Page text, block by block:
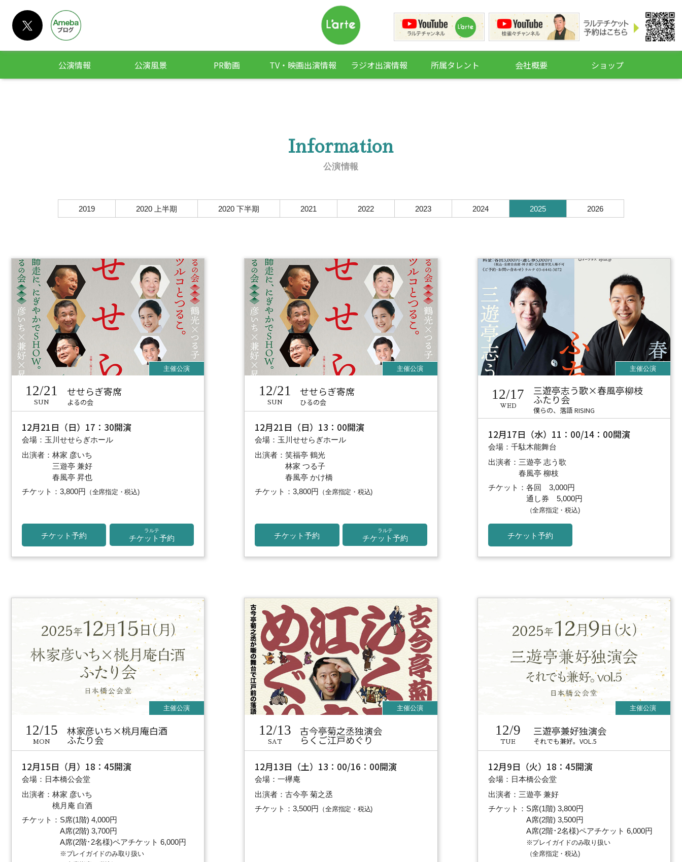
公演情報 公演風景 PR動画 TV・映画出演情報 ラジオ出演情報 所属タレント 会社概要 ショップ
Information
公演情報
2019 2020 上半期 2020 下半期 2021 2022 2023 2024 2025 2026
12/21
SUN
せせらぎ寄席
よるの会
12月21日（日）17：30開演
会場：玉川せせらぎホール
出演者：林家 彦いち
三遊亭 兼好
春風亭 昇也
チケット：3,800円 （全席指定・税込)
チケット予約
ラルテ
チケット予約
12/21
SUN
せせらぎ寄席
ひるの会
12月21日（日）13：00開演
会場：玉川せせらぎホール
出演者：笑福亭 鶴光
林家 つる子
春風亭 かけ橋
チケット：3,800円 （全席指定・税込)
チケット予約
ラルテ
チケット予約
12/17
WED
三遊亭志う歌×春風亭柳枝
ふたり会
僕らの、落語 RISING
12月17日（水）11：00/14：00開演
会場：千駄木能舞台
出演者：三遊亭 志う歌
春風亭 柳枝
チケット：各回 3,000円
通し券 5,000円
（全席指定・税込)
チケット予約
12/15
MON
林家彦いち×桃月庵白酒
ふたり会
12月15日（月）18：45開演
会場：日本橋公会堂
出演者：林家 彦いち
桃月庵 白酒
チケット：S席(1階) 4,000円
A席(2階) 3,700円
A席(2階･2名様)ペアチケット 6,000円
※プレイガイドのみ取り扱い
12/13
SAT
古今亭菊之丞独演会
らくご江戸めぐり
12月13日（土）13：00/16：00開演
会場：一欅庵
出演者：古今亭 菊之丞
チケット：3,500円 （全席指定・税込)
12/9
TUE
三遊亭兼好独演会
それでも兼好。VOL.5
12月9日（火）18：45開演
会場：日本橋公会堂
出演者：三遊亭 兼好
チケット：S席(1階) 3,800円
A席(2階) 3,500円
A席(2階･2名様)ペアチケット 6,000円
※プレイガイドのみ取り扱い
（全席指定・税込)